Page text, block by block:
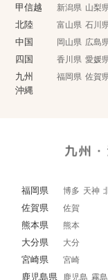
甲信越 新潟県 山梨
北陸 富山県 石川
中国 岡山県 広島
四国 香川県 愛媛
九州
沖縄
福岡県 佐賀
福岡県 博多 天神
佐賀県 佐賀
熊本県 熊本
大分県 大分
宮崎県 宮崎
鹿児島県 鹿児島 霧